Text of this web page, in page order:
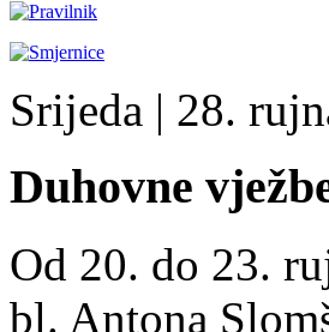
Srijeda | 28.
Duhovne
Od 20. do 23.
bl. Antona